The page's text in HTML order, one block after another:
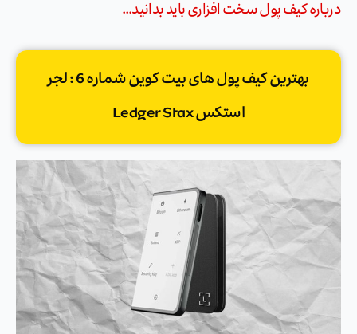
درباره کیف پول سخت افزاری باید بدانید…
بهترین کیف پول های بیت کوین شماره 6 : لجر
استکس Ledger Stax